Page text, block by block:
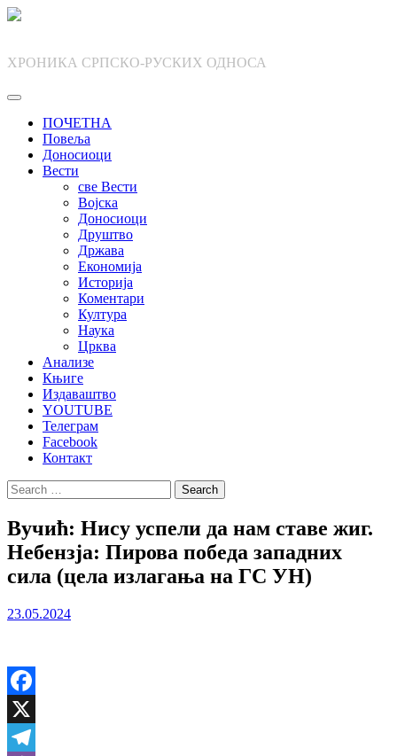
Skip
ХРОНИКА СРПСКО-РУСКИХ ОДНОСА
ПОЧЕТНА
Повеља
Доносиоци
Вести
све Вести
Војска
Доносиоци
Друштво
Држава
Економија
Историја
Коментари
Култура
Наука
Црква
Анализе
Књиге
Издаваштво
YOUTUBE
Телеграм
Facebook
Контакт
Search
for:
Вучић: Нису успели да нам ставе жиг.
Небензја: Пирова победа западних
сила (цела излагања на ГС УН)
23.05.2024
Facebook
X